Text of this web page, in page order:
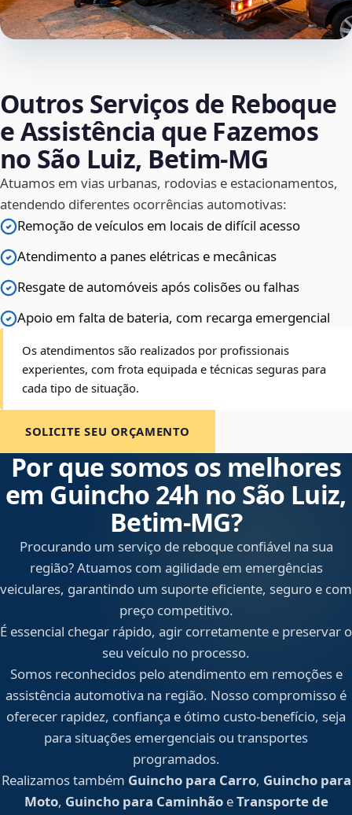
Outros Serviços de Reboque
e Assistência que Fazemos
no São Luiz, Betim‑MG
Atuamos em vias urbanas, rodovias e estacionamentos,
atendendo diferentes ocorrências automotivas:
Remoção de veículos em locais de difícil acesso
Atendimento a panes elétricas e mecânicas
Resgate de automóveis após colisões ou falhas
Apoio em falta de bateria, com recarga emergencial
Os atendimentos são realizados por profissionais
experientes, com frota equipada e técnicas seguras para
cada tipo de situação.
SOLICITE SEU ORÇAMENTO
Por que somos os melhores
em Guincho 24h no São Luiz,
Betim‑MG?
Procurando um serviço de reboque confiável na sua
região? Atuamos com agilidade em emergências
veiculares, garantindo um suporte eficiente, seguro e com
preço competitivo.
É essencial chegar rápido, agir corretamente e preservar o
seu veículo no processo.
Somos reconhecidos pelo atendimento em remoções e
assistência automotiva na região. Nosso compromisso é
oferecer rapidez, confiança e ótimo custo-benefício, seja
para situações emergenciais ou transportes
programados.
Realizamos também Guincho para Carro, Guincho para
Moto, Guincho para CaminhãoeTransporte de